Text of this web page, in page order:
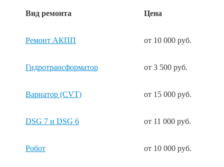
Вид ремонта Цена
Ремонт АКПП от 10 000 руб.
Гидротрансформатор от 3 500 руб.
Вариатор (CVT) от 15 000 руб.
DSG 7 и DSG 6 от 11 000 руб.
Робот от 10 000 руб.